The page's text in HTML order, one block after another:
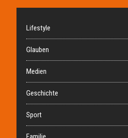
Lifestyle
Glauben
Medien
Geschichte
Sport